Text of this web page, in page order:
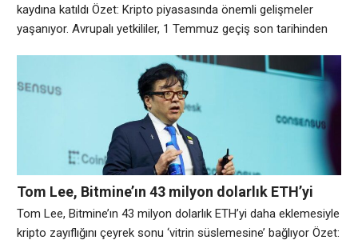
kaydına katıldı Özet: Kripto piyasasında önemli gelişmeler
yaşanıyor. Avrupalı ​​yetkililer, 1 Temmuz geçiş son tarihinden
Kripto Varlık Piyasaları (MiCA) çerçeve kaydına bir BNY Mellon
birimi de dahil olmak üzere 15 kripto şirketini ekledi. Avrupa
Menkul Kıymetler ve Piyasalar Otoritesi’nin (ESMA) Cuma
Tom Lee, Bitmine’ın 43 milyon dolarlık ETH’yi
daha eklemesiyle kripto zayıflığını çeyrek sonu
‘vitrin süslemesine’ bağlıyor
Tom Lee, Bitmine’ın 43 milyon dolarlık ETH’yi daha eklemesiyle
kripto zayıflığını çeyrek sonu ‘vitrin süslemesine’ bağlıyor Özet: